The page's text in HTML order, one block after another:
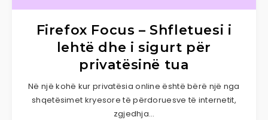
Firefox Focus – Shfletuesi i
lehtë dhe i sigurt për
privatësinë tua
Në një kohë kur privatësia online është bërë një nga
shqetësimet kryesore të përdoruesve të internetit,
zgjedhja…